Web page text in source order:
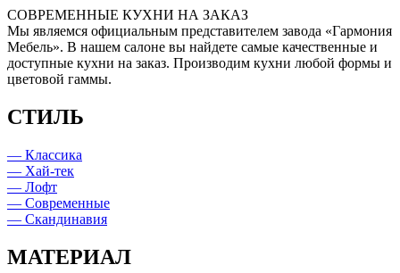
СОВРЕМЕННЫЕ КУХНИ НА ЗАКАЗ
Мы являемся официальным представителем завода «Гармония
Мебель». В нашем салоне вы найдете самые качественные и
доступные кухни на заказ. Производим кухни любой формы и
цветовой гаммы.
СТИЛЬ
— Классика
— Хай-тек
— Лофт
— Современные
— Скандинавия
МАТЕРИАЛ